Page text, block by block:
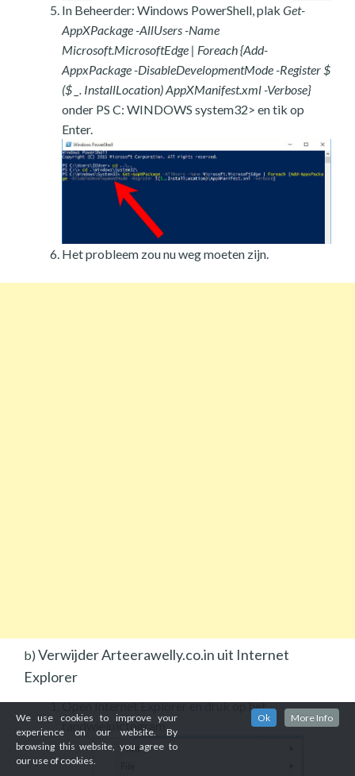
In Beheerder: Windows PowerShell, plak Get-
AppXPackage -AllUsers -Name
Microsoft.MicrosoftEdge | Foreach {Add-
AppxPackage -DisableDevelopmentMode -Register $
($ _. InstallLocation) AppXManifest.xml -Verbose}
onder PS C: WINDOWS system32> en tik op
Enter.
Het probleem zou nu weg moeten zijn.
b) Verwijder Arteerawelly.co.in uit Internet
Explorer
Open Internet Explorer en druk op het
tandwielpictogram.
We use cookies to improve your
experience on our website. By
browsing this website, you agree to
our use of cookies.
Ok More Info